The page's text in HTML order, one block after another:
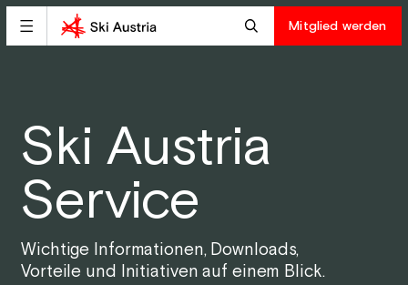
Mitglied werden
Ski Austria
Service
Wichtige Informationen, Downloads,
Vorteile und Initiativen auf einem Blick.